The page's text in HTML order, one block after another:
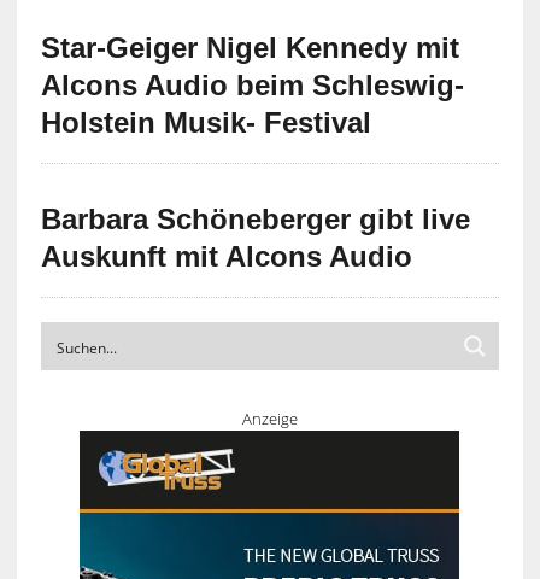
Star-Geiger Nigel Kennedy mit
Alcons Audio beim Schleswig-
Holstein Musik- Festival
Barbara Schöneberger gibt live
Auskunft mit Alcons Audio
Anzeige